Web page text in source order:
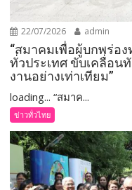
22/07/2026 admin
“สมาคมเพื่อผู้บกพร่อ
ทั่วประเทศ ขับเคลื่อน
งานอย่างเท่าเทียม”
loading... “สมาค...
ข่าวทั่วไทย